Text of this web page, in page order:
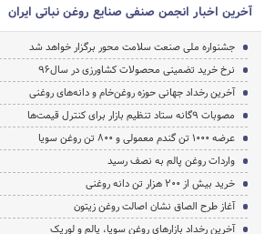
آخرین اخبار انجمن صنفی صنایع روغن نباتی ایران
جشنواره ملی صنعت سلامت محور برگزار خواهد شد
نرخ خرید تضمینی محصولات کشاورزی در سال۹۶
آخرین رخداد جهانی حوزه روغن‌خام و دانه‌های روغنی
مصوبات ۹گانه ستاد تنظیم بازار برای کنترل قیمت‌ها
عرضه ۱۰۰۰ تن گندم معمولی و ۸۰۰ تن روغن سویا
واردات روغن پالم به نصف رسید
خرید بیش از ۲۰۰ هزار تن دانه روغنی
آغاز طرح الصاق نشان اصالت روغن زیتون
آخرین رخداد بازارهای روغن سویا، پالم و لوریک